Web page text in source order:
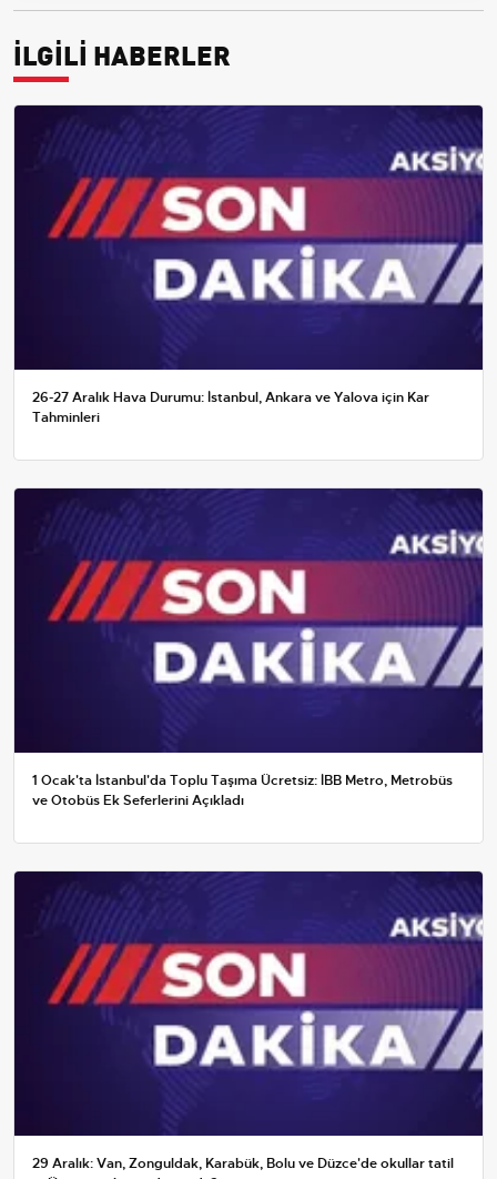
İLGİLİ HABERLER
26-27 Aralık Hava Durumu: İstanbul, Ankara ve Yalova için Kar
Tahminleri
1 Ocak'ta İstanbul'da Toplu Taşıma Ücretsiz: İBB Metro, Metrobüs
ve Otobüs Ek Seferlerini Açıkladı
29 Aralık: Van, Zonguldak, Karabük, Bolu ve Düzce'de okullar tatil